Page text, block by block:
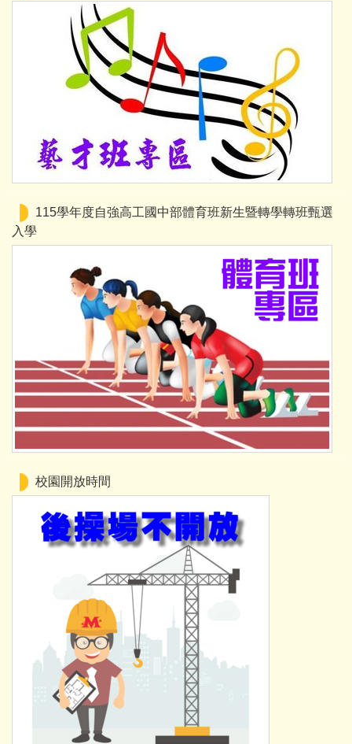
115學年度自強高工國中部體育班新生暨轉學轉班甄選
入學
校園開放時間